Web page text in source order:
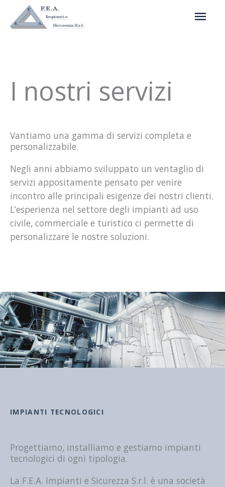
I nostri servizi
Vantiamo una gamma di servizi completa e
personalizzabile.
Negli anni abbiamo sviluppato un ventaglio di
servizi appositamente pensato per venire
incontro alle principali esigenze dei nostri clienti.
L’esperienza nel settore degli impianti ad uso
civile, commerciale e turistico ci permette di
personalizzare le nostre soluzioni.
IMPIANTI TECNOLOGICI
Progettiamo, installiamo e gestiamo impianti
tecnologici di ogni tipologia.
La F.E.A. Impianti e Sicurezza S.r.l. è una società